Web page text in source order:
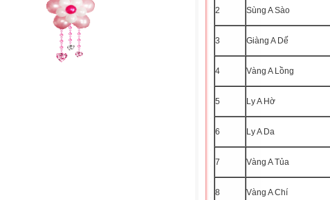
2 Sùng A Sào
3 Giàng A Dế
4 Vàng A Lồng
5 Ly A Hờ
6 Ly A Da
7 Vàng A Tủa
8 Vàng A Chí